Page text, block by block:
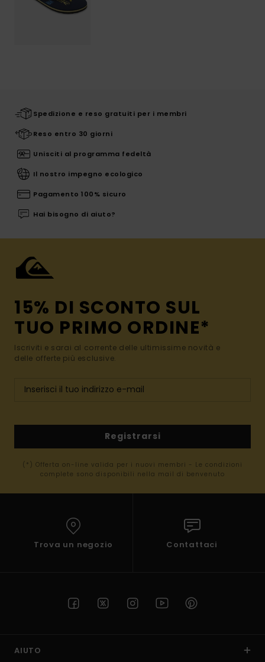
Spedizione e reso gratuiti per i membri
Reso entro 30 giorni
Unisciti al programma fedeltà
Il nostro impegno ecologico
Pagamento 100% sicuro
Hai bisogno di aiuto?
15% DI SCONTO SUL
TUO PRIMO ORDINE*
Iscriviti e sarai al corrente delle ultimissime novità e
delle offerte più esclusive.
Registrarsi
(*) Offerta on-line valida per i nuovi membri - Le condizioni
complete sono disponibili nella mail di benvenuto
Trova un negozio Contattaci
AIUTO